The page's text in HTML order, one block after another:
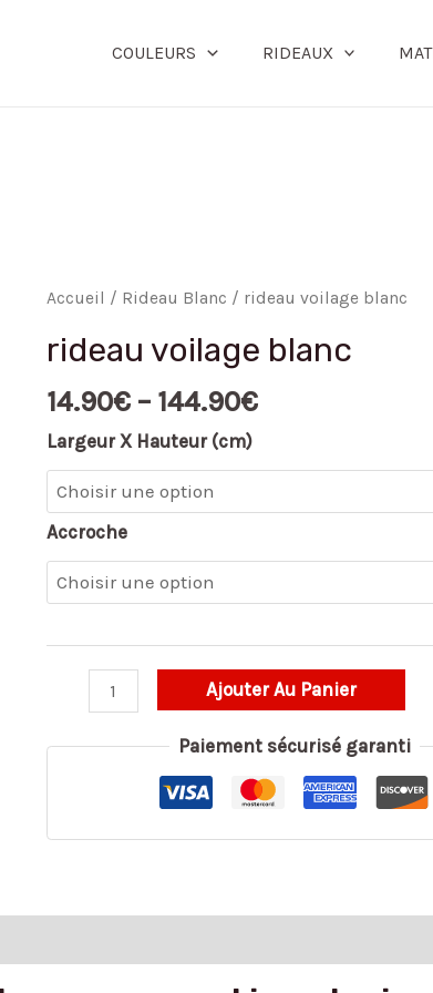
COULEURS RIDEAUX
Accueil / Rideau Blanc / rideau voilage blanc
rideau voilage blanc
14.90€– 144.90€
Largeur X Hauteur (cm)
Accroche
quantité
rideau
voilage
blanc
Ajouter Au Panier
Paiement sécurisé garanti